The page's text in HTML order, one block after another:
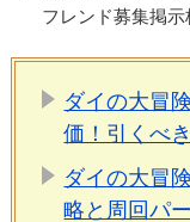
フレンド募集掲示
ダイの大冒
価！引くべ
ダイの大冒
略と周回パ